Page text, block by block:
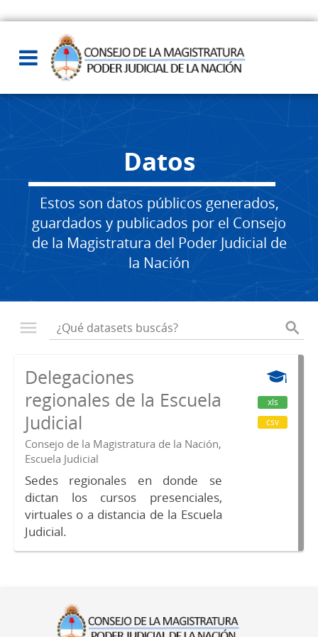
Datos
Estos son datos públicos generados,
guardados y publicados por el Consejo
de la Magistratura del Poder Judicial de
la Nación
Delegaciones
regionales de la Escuela
Judicial
Consejo de la Magistratura de la Nación,
Escuela Judicial
Sedes regionales en donde se
dictan los cursos presenciales,
virtuales o a distancia de la Escuela
Judicial.
xls
csv